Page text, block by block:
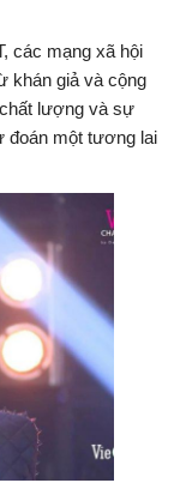
các mạng xã hội
khán giả và cộng
lượng và sự
đoán một tương lai